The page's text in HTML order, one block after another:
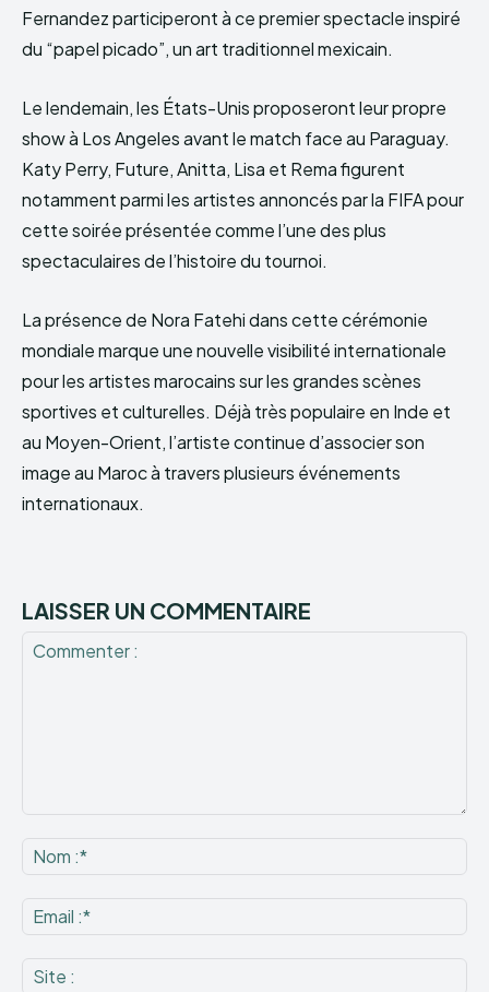
Fernandez participeront à ce premier spectacle inspiré
du “papel picado”, un art traditionnel mexicain.
Le lendemain, les États-Unis proposeront leur propre
show à Los Angeles avant le match face au Paraguay.
Katy Perry, Future, Anitta, Lisa et Rema figurent
notamment parmi les artistes annoncés par la FIFA pour
cette soirée présentée comme l’une des plus
spectaculaires de l’histoire du tournoi.
La présence de Nora Fatehi dans cette cérémonie
mondiale marque une nouvelle visibilité internationale
pour les artistes marocains sur les grandes scènes
sportives et culturelles. Déjà très populaire en Inde et
au Moyen-Orient, l’artiste continue d’associer son
image au Maroc à travers plusieurs événements
internationaux.
LAISSER UN COMMENTAIRE
:*
:*